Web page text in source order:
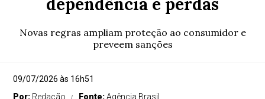
Novas regras ampliam proteção ao consumidor e
preveem sanções
09/07/2026 às 16h51
Por: Redação Fonte:Agência Brasil